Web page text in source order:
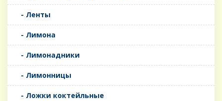
- Ленты
- Лимона
- Лимонадники
- Лимонницы
- Ложки коктейльные